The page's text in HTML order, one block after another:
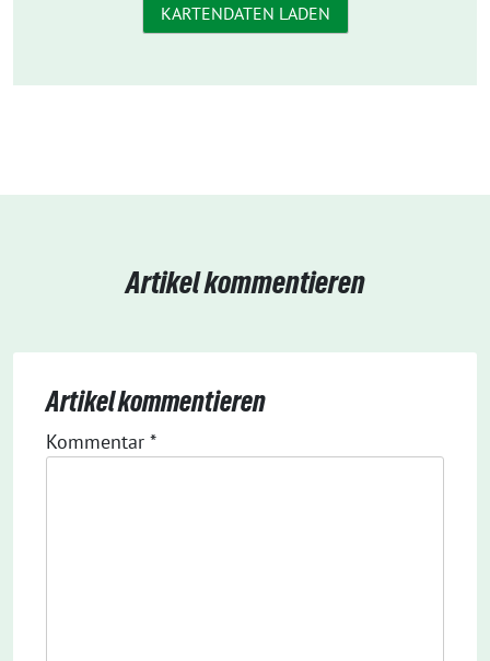
KARTENDATEN LADEN
Artikel kommentieren
Artikel kommentieren
Kommentar *